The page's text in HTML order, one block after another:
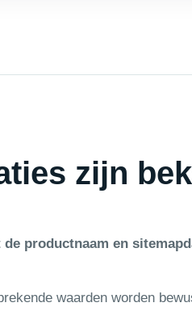
zijn
productnaam en
waarden worden